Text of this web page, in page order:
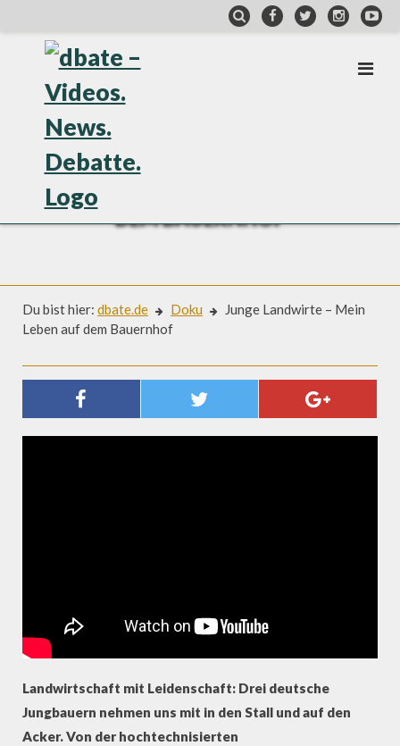
content
JUNGE LANDWIRTE – MEIN LEBEN AUF
Du bist hier: dbate.de Doku
Junge Landwirte – Mein
Leben auf dem Bauernhof
JUNGE LANDWIRTE – MEIN LEBEN
AUF DEM BAUERNHOF
Landwirtschaft mit Leidenschaft: Drei deutsche
Jungbauern nehmen uns mit in den Stall und auf den
Acker. Von der hochtechnisierten